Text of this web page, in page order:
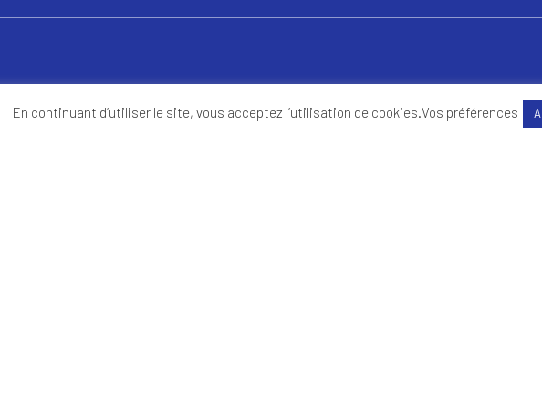
En continuant d’utiliser le site, vous acceptez l’utilisation de cookies.Vos préférences